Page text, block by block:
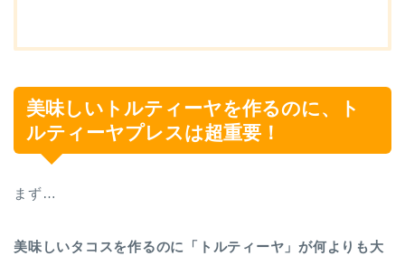
美味しいトルティーヤを作るのに、ト
ルティーヤプレスは超重要！
まず…
美味しいタコスを作るのに「トルティーヤ」が何よりも大